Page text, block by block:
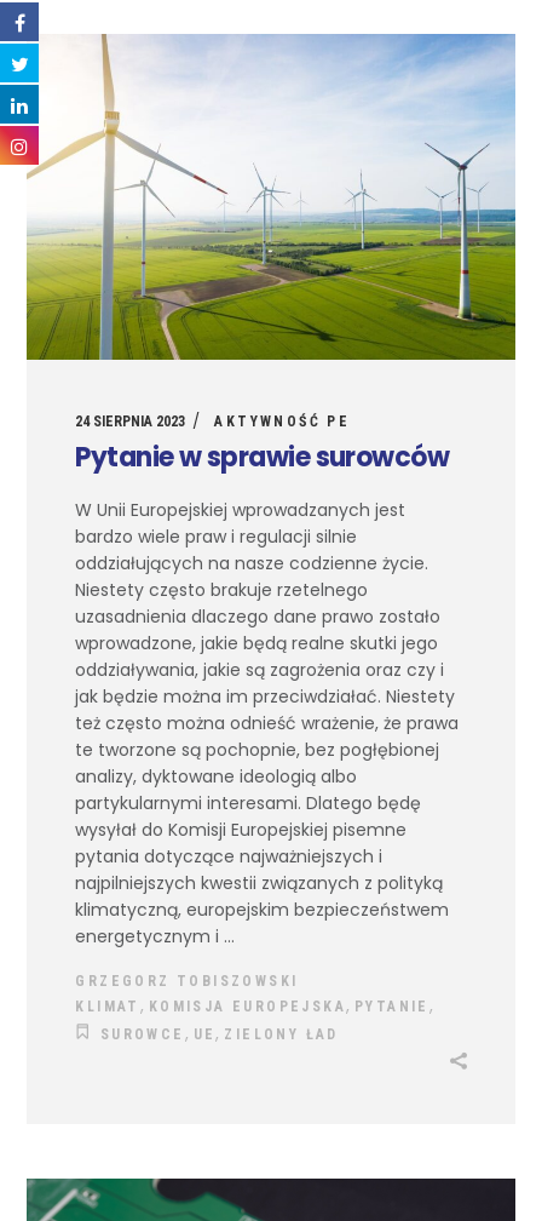
24 SIERPNIA 2023 AKTYWNOŚĆ PE
Pytanie w sprawie surowców
W Unii Europejskiej wprowadzanych jest
bardzo wiele praw i regulacji silnie
oddziałujących na nasze codzienne życie.
Niestety często brakuje rzetelnego
uzasadnienia dlaczego dane prawo zostało
wprowadzone, jakie będą realne skutki jego
oddziaływania, jakie są zagrożenia oraz czy i
jak będzie można im przeciwdziałać. Niestety
też często można odnieść wrażenie, że prawa
te tworzone są pochopnie, bez pogłębionej
analizy, dyktowane ideologią albo
partykularnymi interesami. Dlatego będę
wysyłał do Komisji Europejskiej pisemne
pytania dotyczące najważniejszych i
najpilniejszych kwestii związanych z polityką
klimatyczną, europejskim bezpieczeństwem
energetycznym i
GRZEGORZ TOBISZOWSKI
KLIMAT , KOMISJA EUROPEJSKA , PYTANIE ,
SUROWCE , UE , ZIELONY ŁAD